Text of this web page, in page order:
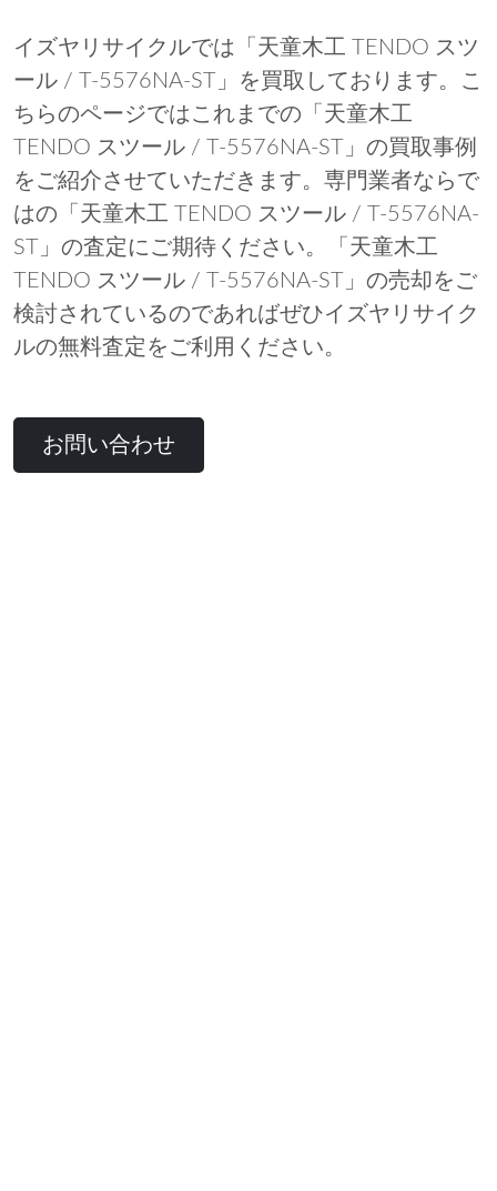
イズヤリサイクルでは「天童木工 TENDO スツ
ール / T-5576NA-ST」を買取しております。こ
ちらのページではこれまでの「天童木工
TENDO スツール / T-5576NA-ST」の買取事例
をご紹介させていただきます。専門業者ならで
はの「天童木工 TENDO スツール / T-5576NA-
ST」の査定にご期待ください。「天童木工
TENDO スツール / T-5576NA-ST」の売却をご
検討されているのであればぜひイズヤリサイク
ルの無料査定をご利用ください。
お問い合わせ